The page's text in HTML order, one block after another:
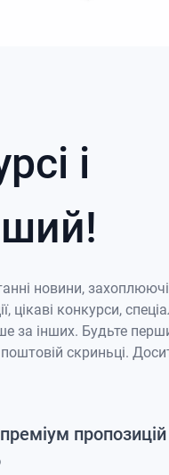
і
новини, захоплюючі
цікаві конкурси,
за інших. Будьте
скриньці.
пропозицій